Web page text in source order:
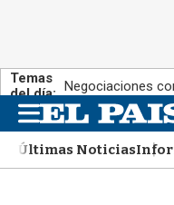
Temas
del día: Negociaciones con
M
e
n
u
Últimas Noticias